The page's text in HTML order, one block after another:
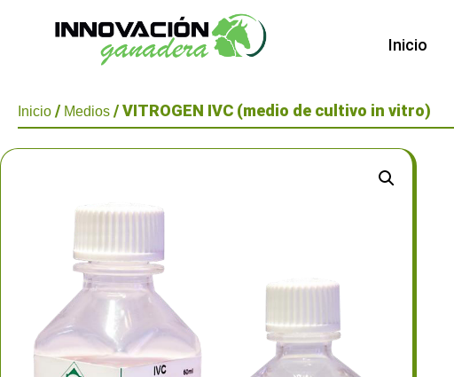
Inicio
Inicio / Medios / VITROGEN IVC (medio de cultivo in vitro)